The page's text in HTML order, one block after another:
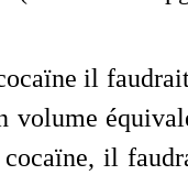
il
volume
il